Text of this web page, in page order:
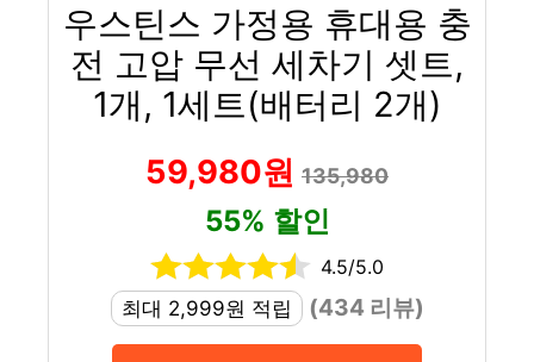
우스틴스 가정용 휴대용 충
전 고압 무선 세차기 셋트,
1개, 1세트(배터리 2개)
59,980원 135,980
55% 할인
4.5/5.0
최대 2,999원 적립
(434 리뷰)